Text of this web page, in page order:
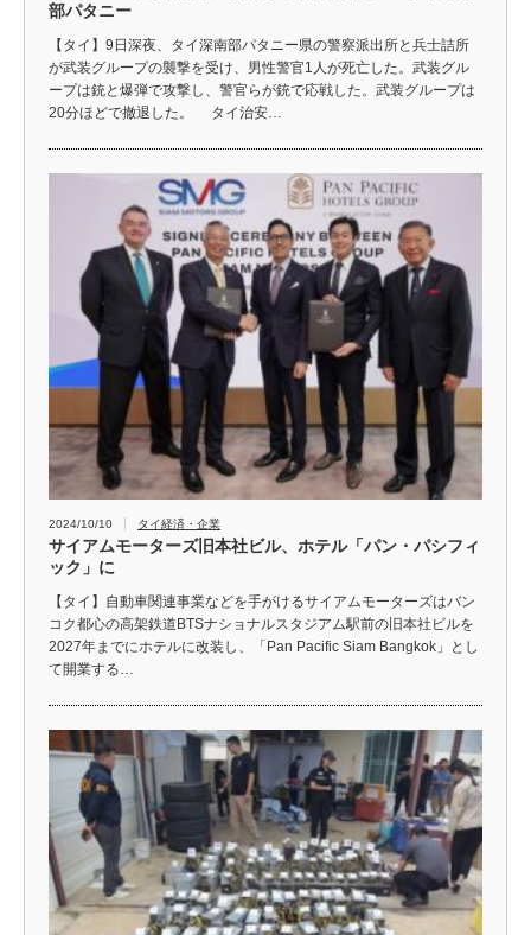
部パタニー
【タイ】9日深夜、タイ深南部パタニー県の警察派出所と兵士詰所
が武装グループの襲撃を受け、男性警官1人が死亡した。武装グル
ープは銃と爆弾で攻撃し、警官らが銃で応戦した。武装グループは
20分ほどで撤退した。 タイ治安…
2024/10/10 タイ経済・企業
サイアムモーターズ旧本社ビル、ホテル「パン・パシフィ
ック」に
【タイ】自動車関連事業などを手がけるサイアムモーターズはバン
コク都心の高架鉄道BTSナショナルスタジアム駅前の旧本社ビルを
2027年までにホテルに改装し、「Pan Pacific Siam Bangkok」とし
て開業する…